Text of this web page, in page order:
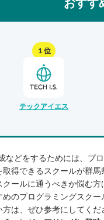
おすす
１位
テックアイエス
などをするためには、プ
得できるスクールが群
ールに通うべきか悩む方
のプログラミングスク
は、ぜひ参考にしてくだ